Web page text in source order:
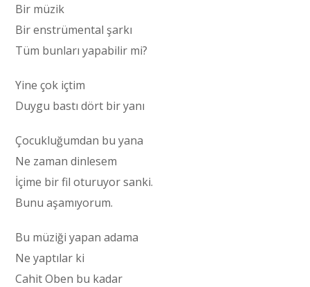
Bir müzik
Bir enstrümental şarkı
Tüm bunları yapabilir mi?
Yine çok içtim
Duygu bastı dört bir yanı
Çocukluğumdan bu yana
Ne zaman dinlesem
İçime bir fil oturuyor sanki.
Bunu aşamıyorum.
Bu müziği yapan adama
Ne yaptılar ki
Cahit Oben bu kadar